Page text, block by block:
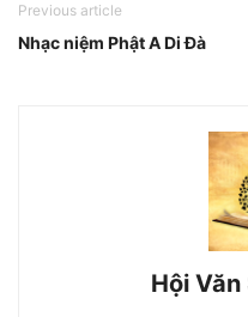
Previous article
Nhạc niệm Phật A Di Đà
Hội